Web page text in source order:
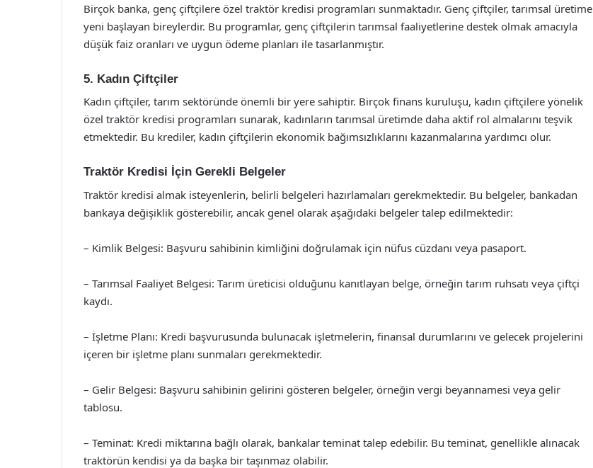
Birçok banka, genç çiftçilere özel traktör kredisi programları sunmaktadır. Genç çiftçiler, tarımsal üretime
yeni başlayan bireylerdir. Bu programlar, genç çiftçilerin tarımsal faaliyetlerine destek olmak amacıyla
düşük faiz oranları ve uygun ödeme planları ile tasarlanmıştır.
5. Kadın Çiftçiler
Kadın çiftçiler, tarım sektöründe önemli bir yere sahiptir. Birçok finans kuruluşu, kadın çiftçilere yönelik
özel traktör kredisi programları sunarak, kadınların tarımsal üretimde daha aktif rol almalarını teşvik
etmektedir. Bu krediler, kadın çiftçilerin ekonomik bağımsızlıklarını kazanmalarına yardımcı olur.
Traktör Kredisi İçin Gerekli Belgeler
Traktör kredisi almak isteyenlerin, belirli belgeleri hazırlamaları gerekmektedir. Bu belgeler, bankadan
bankaya değişiklik gösterebilir, ancak genel olarak aşağıdaki belgeler talep edilmektedir:
– Kimlik Belgesi: Başvuru sahibinin kimliğini doğrulamak için nüfus cüzdanı veya pasaport.
– Tarımsal Faaliyet Belgesi: Tarım üreticisi olduğunu kanıtlayan belge, örneğin tarım ruhsatı veya çiftçi
kaydı.
– İşletme Planı: Kredi başvurusunda bulunacak işletmelerin, finansal durumlarını ve gelecek projelerini
içeren bir işletme planı sunmaları gerekmektedir.
– Gelir Belgesi: Başvuru sahibinin gelirini gösteren belgeler, örneğin vergi beyannamesi veya gelir
tablosu.
– Teminat: Kredi miktarına bağlı olarak, bankalar teminat talep edebilir. Bu teminat, genellikle alınacak
traktörün kendisi ya da başka bir taşınmaz olabilir.